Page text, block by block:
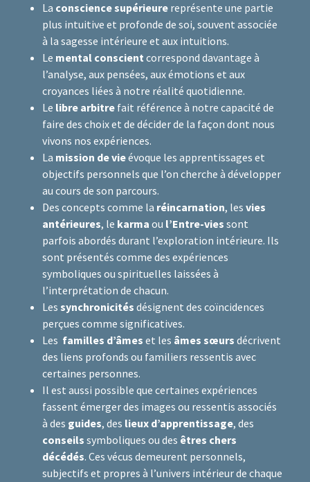
La conscience supérieurereprésente une partie
plus intuitive et profonde de soi, souvent associée
à la sagesse intérieure et aux intuitions.
Le mental conscient correspond davantage à
l’analyse, aux pensées, aux émotions et aux
croyances liées à notre réalité quotidienne.
Le libre arbitrefait référence à notre capacité de
faire des choix et de décider de la façon dont nous
vivons nos expériences.
La mission de vieévoque les apprentissages et
objectifs personnels que l’on cherche à développer
au cours de son parcours.
Des concepts comme la réincarnation, les vies
antérieures, le karma ou l’Entre-vies sont
parfois abordés durant l’exploration intérieure. Ils
sont présentés comme des expériences
symboliques ou spirituelles laissées à
l’interprétation de chacun.
Les synchronicités désignent des coïncidences
perçues comme significatives.
Les familles d’âmes et les âmes sœurs décrivent
des liens profonds ou familiers ressentis avec
certaines personnes.
Il est aussi possible que certaines expériences
fassent émerger des images ou ressentis associés
à des guides, des lieux d’apprentissage, des
conseils symboliques ou des êtres chers
décédés. Ces vécus demeurent personnels,
subjectifs et propres à l’univers intérieur de chaque